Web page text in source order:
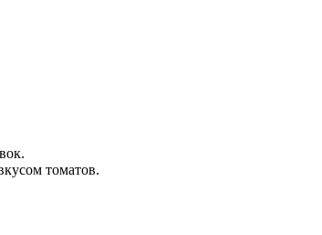
томатов.